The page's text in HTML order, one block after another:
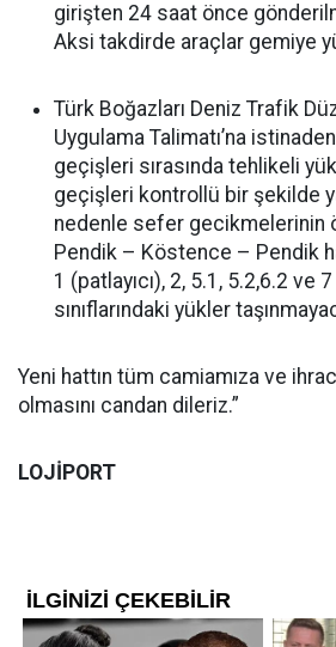
girişten 24 saat önce
Aksi takdirde araçlar gemiye
Türk Boğazları Deniz Trafik
Uygulama Talimatı’na
geçişleri sırasında tehlikeli
geçişleri kontrollü bir şekilde
nedenle sefer gecikmelerinin
Pendik – Köstence – Pendik
1 (patlayıcı), 2, 5.1, 5.2,6.2 ve
sınıflarındaki yükler
Yeni hattın tüm camiamıza ve
olmasını candan dileriz.”
LOJİPORT